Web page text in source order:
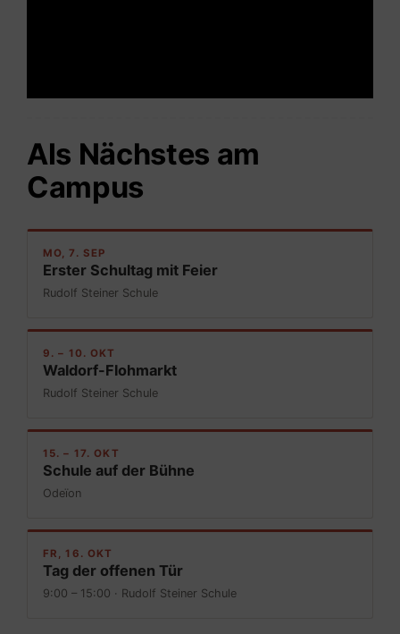
Als Nächstes am
Campus
MO, 7. SEP
Erster Schultag mit Feier
Rudolf Steiner Schule
9. – 10. OKT
Waldorf-Flohmarkt
Rudolf Steiner Schule
15. – 17. OKT
Schule auf der Bühne
Odeïon
FR, 16. OKT
Tag der offenen Tür
9:00 – 15:00 · Rudolf Steiner Schule